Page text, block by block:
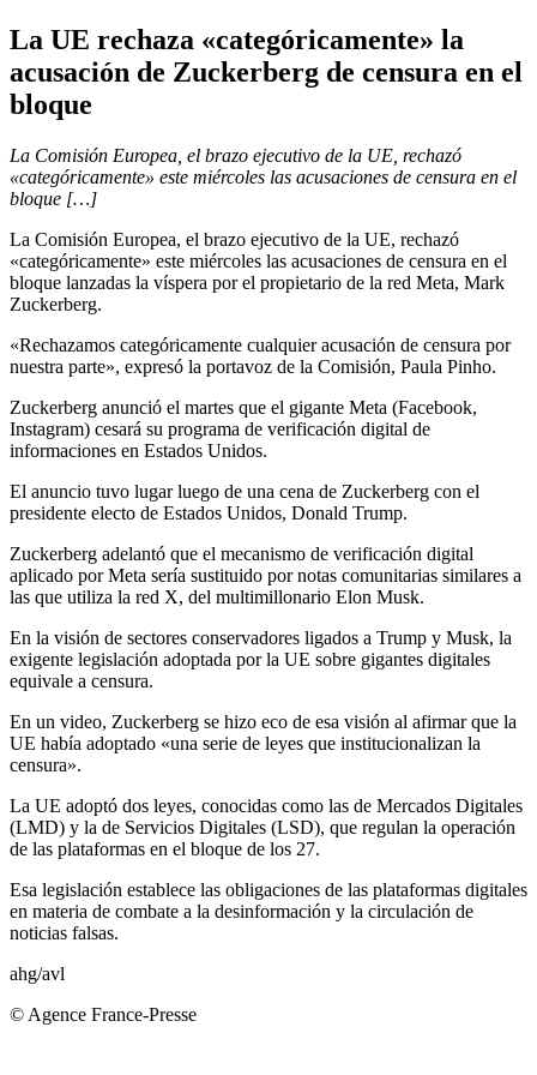
La UE rechaza «categóricamente» la
acusación de Zuckerberg de censura en el
bloque
La Comisión Europea, el brazo ejecutivo de la UE, rechazó
«categóricamente» este miércoles las acusaciones de censura en el
bloque […]
La Comisión Europea, el brazo ejecutivo de la UE, rechazó
«categóricamente» este miércoles las acusaciones de censura en el
bloque lanzadas la víspera por el propietario de la red Meta, Mark
Zuckerberg.
«Rechazamos categóricamente cualquier acusación de censura por
nuestra parte», expresó la portavoz de la Comisión, Paula Pinho.
Zuckerberg anunció el martes que el gigante Meta (Facebook,
Instagram) cesará su programa de verificación digital de
informaciones en Estados Unidos.
El anuncio tuvo lugar luego de una cena de Zuckerberg con el
presidente electo de Estados Unidos, Donald Trump.
Zuckerberg adelantó que el mecanismo de verificación digital
aplicado por Meta sería sustituido por notas comunitarias similares a
las que utiliza la red X, del multimillonario Elon Musk.
En la visión de sectores conservadores ligados a Trump y Musk, la
exigente legislación adoptada por la UE sobre gigantes digitales
equivale a censura.
En un video, Zuckerberg se hizo eco de esa visión al afirmar que la
UE había adoptado «una serie de leyes que institucionalizan la
censura».
La UE adoptó dos leyes, conocidas como las de Mercados Digitales
(LMD) y la de Servicios Digitales (LSD), que regulan la operación
de las plataformas en el bloque de los 27.
Esa legislación establece las obligaciones de las plataformas digitales
en materia de combate a la desinformación y la circulación de
noticias falsas.
ahg/avl
© Agence France-Presse